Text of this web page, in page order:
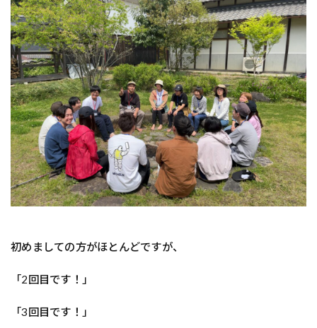
初めましての方がほとんどですが、
「2回目です！」
「3回目です！」